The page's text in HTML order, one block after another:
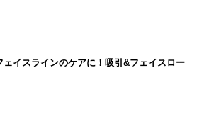
ェイスラインのケアに！吸引&フェイスロー